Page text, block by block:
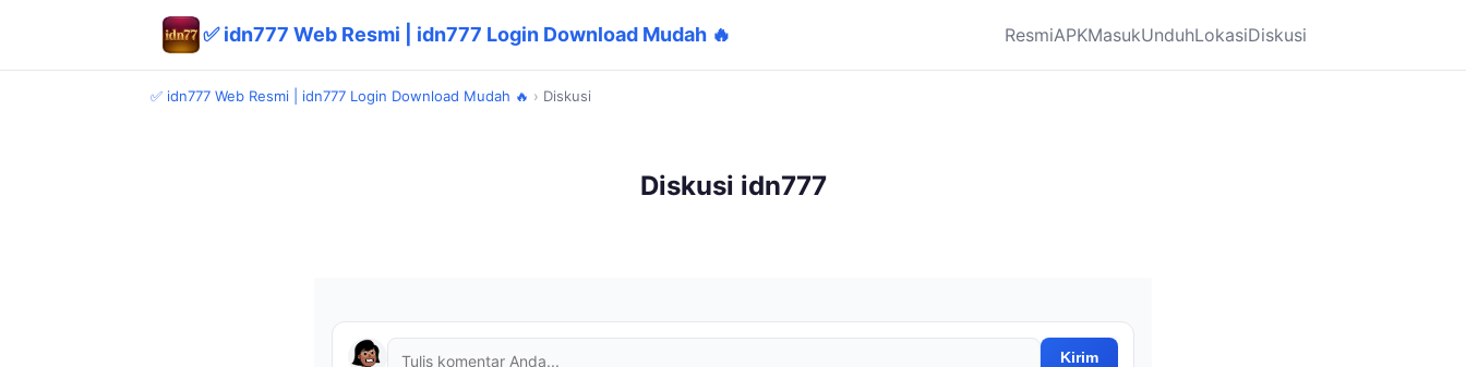
✅ idn777 Web Resmi | idn777 Login Download Mudah 🔥 ResmiAPKMasukUnduhLokasiDiskusi
✅ idn777 Web Resmi | idn777 Login Download Mudah 🔥 › Diskusi
Diskusi idn777
Kirim